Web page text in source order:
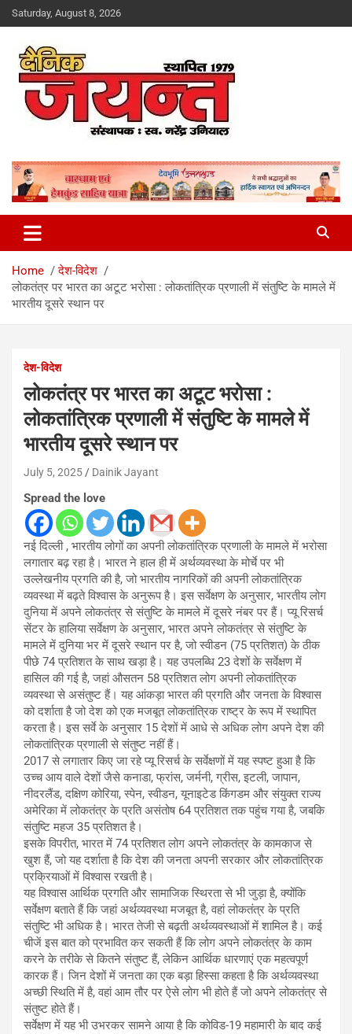
Skip
to
Saturday, August 8, 2026
Dainik Jayant
Home
देश-विदेश
लोकतंत्र पर भारत का अटूट भरोसा : लोकतांत्रिक प्रणाली में संतुष्टि के मामले में
भारतीय दूसरे स्थान पर
देश-विदेश
लोकतंत्र पर भारत का अटूट भरोसा :
लोकतांत्रिक प्रणाली में संतुष्टि के मामले में
भारतीय दूसरे स्थान पर
July 5, 2025 Dainik Jayant
Spread the love
नई दिल्ली , भारतीय लोगों का अपनी लोकतांत्रिक प्रणाली के मामले में भरोसा
लगातार बढ़ रहा है। भारत ने हाल ही में अर्थव्यवस्था के मोर्चे पर भी
उल्लेखनीय प्रगति की है, जो भारतीय नागरिकों की अपनी लोकतांत्रिक
व्यवस्था में बढ़ते विश्वास के अनुरूप है। इस सर्वेक्षण के अनुसार, भारतीय लोग
दुनिया में अपने लोकतंत्र से संतुष्टि के मामले में दूसरे नंबर पर हैं। प्यू रिसर्च
सेंटर के हालिया सर्वेक्षण के अनुसार, भारत अपने लोकतंत्र से संतुष्टि के
मामले में दुनिया भर में दूसरे स्थान पर है, जो स्वीडन (75 प्रतिशत) के ठीक
पीछे 74 प्रतिशत के साथ खड़ा है। यह उपलब्धि 23 देशों के सर्वेक्षण में
हासिल की गई है, जहां औसतन 58 प्रतिशत लोग अपनी लोकतांत्रिक
व्यवस्था से असंतुष्ट हैं। यह आंकड़ा भारत की प्रगति और जनता के विश्वास
को दर्शाता है जो देश को एक मजबूत लोकतांत्रिक राष्ट्र के रूप में स्थापित
करता है। इस सर्वे के अनुसार 15 देशों में आधे से अधिक लोग अपने देश की
लोकतांत्रिक प्रणाली से संतुष्ट नहीं हैं।
2017 से लगातार किए जा रहे प्यू रिसर्च के सर्वेक्षणों में यह स्पष्ट हुआ है कि
उच्च आय वाले देशों जैसे कनाडा, फ्रांस, जर्मनी, ग्रीस, इटली, जापान,
नीदरलैंड, दक्षिण कोरिया, स्पेन, स्वीडन, यूनाइटेड किंगडम और संयुक्त राज्य
अमेरिका में लोकतंत्र के प्रति असंतोष 64 प्रतिशत तक पहुंच गया है, जबकि
संतुष्टि महज 35 प्रतिशत है।
इसके विपरीत, भारत में 74 प्रतिशत लोग अपने लोकतंत्र के कामकाज से
खुश हैं, जो यह दर्शाता है कि देश की जनता अपनी सरकार और लोकतांत्रिक
प्रक्रियाओं में विश्वास रखती है।
यह विश्वास आर्थिक प्रगति और सामाजिक स्थिरता से भी जुड़ा है, क्योंकि
सर्वेक्षण बताते हैं कि जहां अर्थव्यवस्था मजबूत है, वहां लोकतंत्र के प्रति
संतुष्टि भी अधिक है। भारत तेजी से बढ़ती अर्थव्यवस्थाओं में शामिल है। कई
चीजें इस बात को प्रभावित कर सकती हैं कि लोग अपने लोकतंत्र के काम
करने के तरीके से कितने संतुष्ट हैं, लेकिन आर्थिक धारणाएं एक महत्वपूर्ण
कारक हैं। जिन देशों में जनता का एक बड़ा हिस्सा कहता है कि अर्थव्यवस्था
अच्छी स्थिति में है, वहां आम तौर पर ऐसे लोग भी होते हैं जो अपने लोकतंत्र से
संतुष्ट होते हैं।
सर्वेक्षण में यह भी उभरकर सामने आया है कि कोविड-19 महामारी के बाद कई